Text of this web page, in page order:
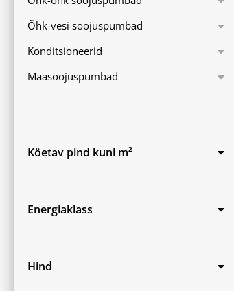
Õhk-vesi soojuspumbad
Konditsioneerid
Maasoojuspumbad
Köetav pind kuni m²
Energiaklass
Hind